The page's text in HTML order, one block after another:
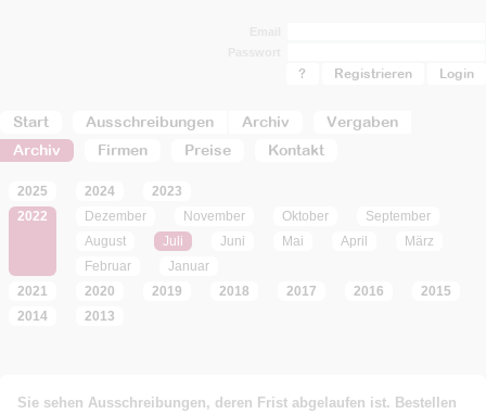
Start Ausschreibungen Archiv
Vergaben
Archiv
Firmen Preise Kontakt
? Registrieren
2025 2024
2023
2022
Dezember November Oktober
September
August
Juli Juni Mai April
März
Februar
Januar
2021
2020 2019 2018 2017 2016
2015
2014
2013
Sie sehen Ausschreibungen, deren Frist abgelaufen ist. Bestellen